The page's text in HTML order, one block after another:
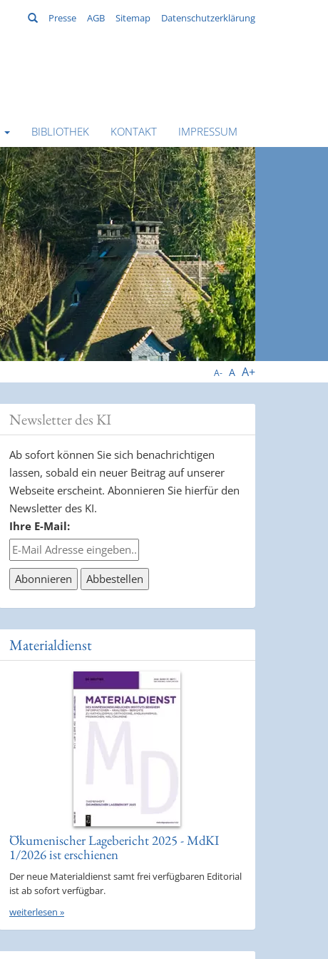
Suchen
Presse AGB Sitemap Datenschutzerklärung
BIBLIOTHEK KONTAKT IMPRESSUM
A- A A+
Newsletter des KI
Ab sofort können Sie sich benachrichtigen
lassen, sobald ein neuer Beitrag auf unserer
Webseite erscheint. Abonnieren Sie hierfür den
Newsletter des KI.
Ihre E-Mail:
Materialdienst
Ökumenischer Lagebericht 2025 - MdKI
1/2026 ist erschienen
Der neue Materialdienst samt frei verfügbaren Editorial
ist ab sofort verfügbar.
weiterlesen »